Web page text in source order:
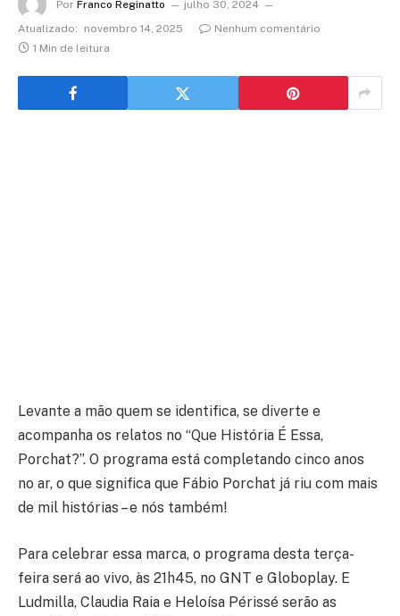
Por Franco Reginatto
julho 30, 2024
Atualizado:
novembro 14, 2025
Nenhum comentário
1 Min de leitura
Levante a mão quem se identifica, se diverte e
acompanha os relatos no “Que História É Essa,
Porchat?”. O programa está completando cinco anos
no ar, o que significa que Fábio Porchat já riu com mais
de mil histórias – e nós também!
Para celebrar essa marca, o programa desta terça-
feira será ao vivo, às 21h45, no GNT e Globoplay. E
Ludmilla, Claudia Raia e Heloísa Périssé serão as